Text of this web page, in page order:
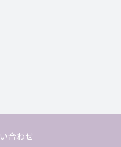
合わせ